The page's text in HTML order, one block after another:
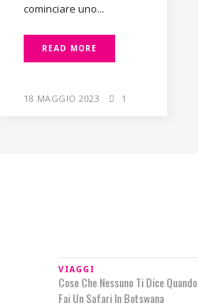
cominciare uno...
READ MORE
18 MAGGIO 2023 1
VIAGGI
Cose Che Nessuno Ti Dice Quando
Fai Un Safari In Botswana